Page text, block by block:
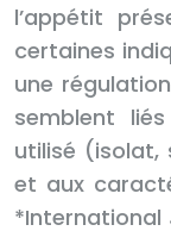
l’appétit
certaines
une
semblent
utilisé (isolat,
et aux
*International